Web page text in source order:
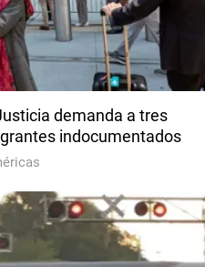
demanda a tres
indocumentados